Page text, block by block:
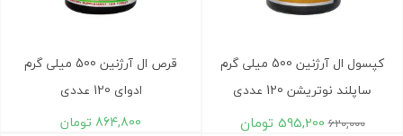
کپسول ال آرژنین 500 میلی گرم
ساپلند نوتریشن 120 عددی
620,000
595,200 تومان
قرص ال آرژنین 500 میلی گرم
ادوای 120 عددی
864,800 تومان